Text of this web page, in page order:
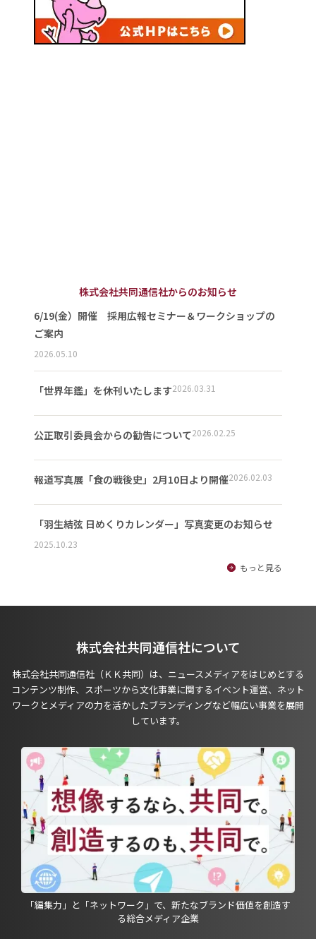
株式会社共同通信社からのお知らせ
6/19(金）開催 採用広報セミナー＆ワークショップの
ご案内
2026.05.10
「世界年鑑」を休刊いたします2026.03.31
公正取引委員会からの勧告について2026.02.25
報道写真展「食の戦後史」2月10日より開催2026.02.03
「羽生結弦 日めくりカレンダー」写真変更のお知らせ
2025.10.23
もっと見る
株式会社共同通信社について
株式会社共同通信社（ＫＫ共同）は、ニュースメディアをはじめとする
コンテンツ制作、スポーツから文化事業に関するイベント運営、ネット
ワークとメディアの力を活かしたブランディングなど幅広い事業を展開
しています。
「編集力」と「ネットワーク」で、新たなブランド価値を創造す
る総合メディア企業